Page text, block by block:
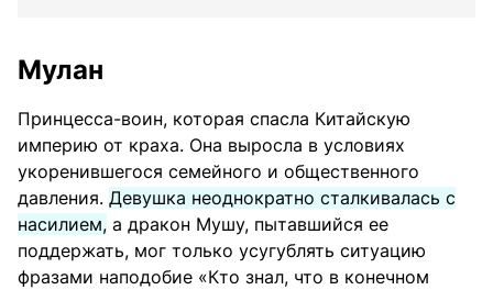
Мулан
Принцесса-воин, которая спасла Китайскую
империю от краха. Она выросла в условиях
укоренившегося семейного и общественного
давления. Девушка неоднократно сталкивалась с
насилием, а дракон Мушу, пытавшийся ее
поддержать, мог только усугублять ситуацию
фразами наподобие «Кто знал, что в конечном